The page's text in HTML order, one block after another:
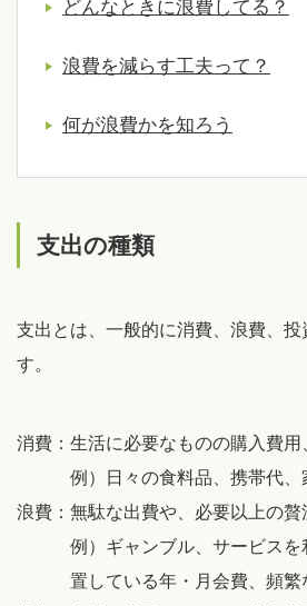
どんなときに浪費してる？
浪費を減らす工夫って？
何が浪費かを知ろう
支出の種類
支出とは、一般的に消費、浪費、投
す。
消費： 生活に必要なものの購入費用
例）日々の食料品、携帯代、
浪費： 無駄な出費や、必要以上の贅
例）ギャンブル、サービス
置している年・月会費、頻繁